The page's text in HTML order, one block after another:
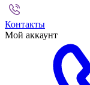
Контакты
Мой аккаунт